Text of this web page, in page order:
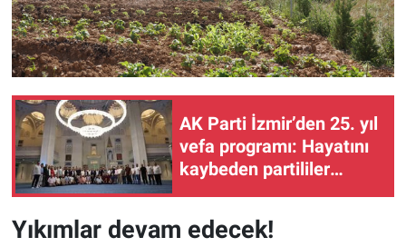
AK Parti İzmir’den 25. yıl
vefa programı: Hayatını
kaybeden partililer
dualarla anıldı
Yıkımlar devam edecek!